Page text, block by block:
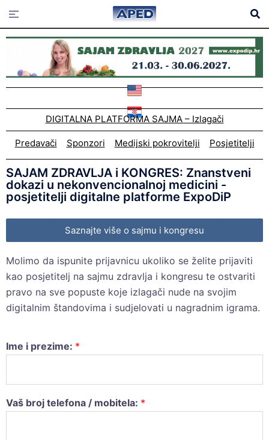
DIGITALNA PLATFORMA SAJMA – Izlagači
Predavači Sponzori Medijski pokrovitelji Posjetitelji
SAJAM ZDRAVLJA i KONGRES: Znanstveni
dokazi u nekonvencionalnoj medicini -
posjetitelji digitalne platforme ExpoDiP
Saznajte više o sajmu i kongresu
Molimo da ispunite prijavnicu ukoliko se želite prijaviti
kao posjetitelj na sajmu zdravlja i kongresu te ostvariti
pravo na sve popuste koje izlagači nude na svojim
digitalnim štandovima i sudjelovati u nagradnim igrama.
Ime i prezime: *
Vaš broj telefona / mobitela: *